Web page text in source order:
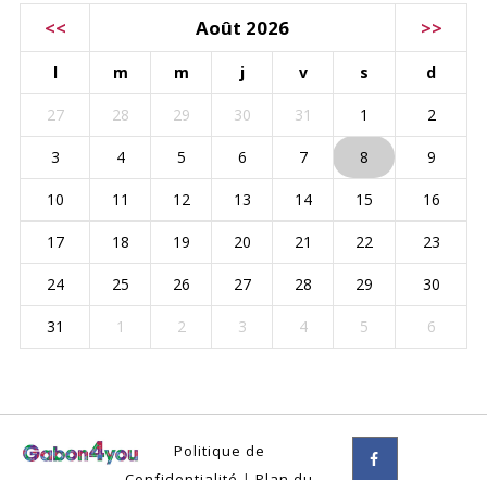
<< Août 2026 >>
l m m j v s d
27 28 29 30 31 1 2
3 4 5 6 7 8 9
10 11 12 13 14 15 16
17 18 19 20 21 22 23
24 25 26 27 28 29 30
31 1 2 3 4 5 6
Politique de